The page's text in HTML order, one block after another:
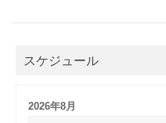
スケジュール
2026年8月